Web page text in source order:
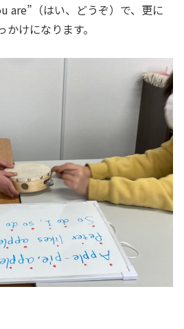
are”（はい、どうぞ）で、更に
けになります。